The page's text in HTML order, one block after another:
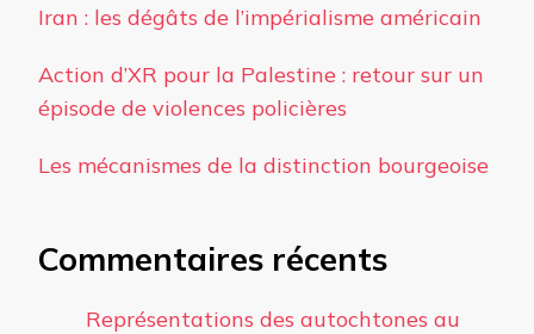
Iran : les dégâts de l’impérialisme américain
Action d’XR pour la Palestine : retour sur un
épisode de violences policières
Les mécanismes de la distinction bourgeoise
Commentaires récents
Représentations des autochtones au